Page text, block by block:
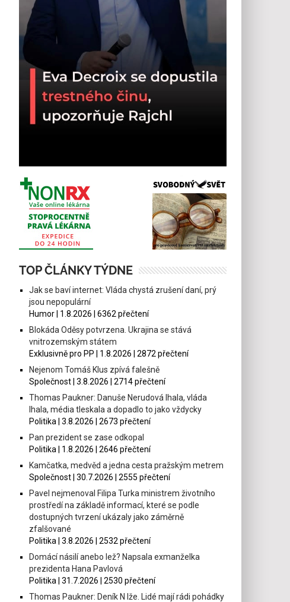
TOP ČLÁNKY TÝDNE
Jak se baví internet: Vláda chystá zrušení daní, prý
jsou nepopulární
Humor | 1.8.2026 | 6362 přečtení
Blokáda Oděsy potvrzena. Ukrajina se stává
vnitrozemským státem
Exklusivně pro PP | 1.8.2026 | 2872 přečtení
Nejenom Tomáš Klus zpívá falešně
Společnost | 3.8.2026 | 2714 přečtení
Thomas Paukner: Danuše Nerudová lhala, vláda
lhala, média tleskala a dopadlo to jako vždycky
Politika | 3.8.2026 | 2673 přečtení
Pan prezident se zase odkopal
Politika | 1.8.2026 | 2646 přečtení
Kamčatka, medvěd a jedna cesta pražským metrem
Společnost | 30.7.2026 | 2555 přečtení
Pavel nejmenoval Filipa Turka ministrem životního
prostředí na základě informací, které se podle
dostupných tvrzení ukázaly jako záměrně
zfalšované
Politika | 3.8.2026 | 2532 přečtení
Domácí násilí anebo lež? Napsala exmanželka
prezidenta Hana Pavlová
Politika | 31.7.2026 | 2530 přečtení
Thomas Paukner: Deník N lže. Lidé mají rádi pohádky